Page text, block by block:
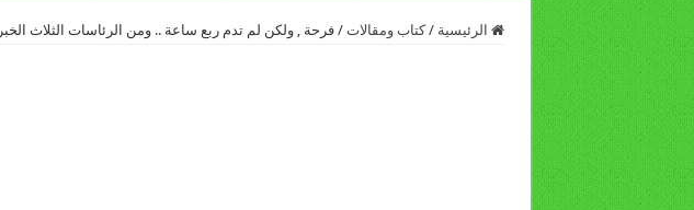
الرئيسية / كتاب ومقالات / فرحة , ولكن لم تدم ربع ساعة .. ومن الرئاسات الثلاث الخبر